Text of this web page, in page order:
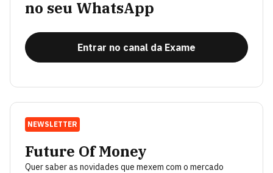
no seu WhatsApp
Entrar no canal da Exame
NEWSLETTER
Future Of Money
Quer saber as novidades que mexem com o mercado